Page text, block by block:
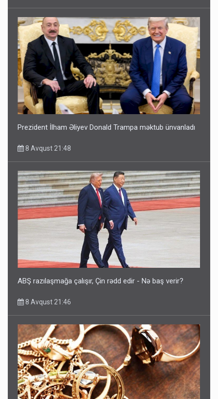
Prezident İlham Əliyev Donald Trampa məktub ünvanladı
8 Avqust 21:48
ABŞ razılaşmağa çalışır, Çin rədd edir - Nə baş verir?
8 Avqust 21:46